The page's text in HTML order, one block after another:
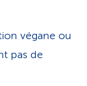
végane ou
pas de